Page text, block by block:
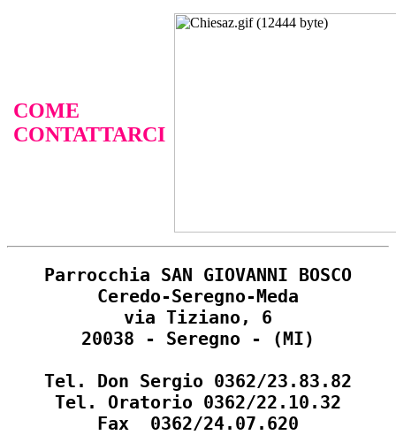
COME
CONTATTARCI
Parrocchia SAN GIOVANNI BOSCO
Ceredo-Seregno-Meda
via Tiziano, 6
20038 - Seregno - (MI)
Tel. Don Sergio 0362/23.83.82
Tel. Oratorio 0362/22.10.32
Fax 0362/24.07.620